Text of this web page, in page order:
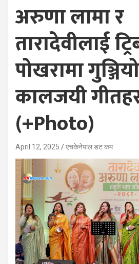
अरुणा लामा र
तारादेवीलाई
पोखरामा गुञ्जियो
कालजयी
(+Photo)
April 12, 2025 एचकेनेपाल डट कम